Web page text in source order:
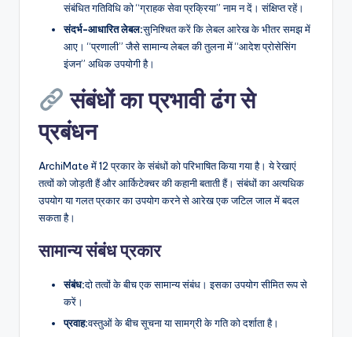
संबंधित गतिविधि को “ग्राहक सेवा प्रक्रिया” नाम न दें। संक्षिप्त रहें।
संदर्भ-आधारित लेबल:सुनिश्चित करें कि लेबल आरेख के भीतर समझ में
आए। “प्रणाली” जैसे सामान्य लेबल की तुलना में “आदेश प्रोसेसिंग
इंजन” अधिक उपयोगी है।
संबंधों का प्रभावी ढंग से
प्रबंधन
ArchiMate में 12 प्रकार के संबंधों को परिभाषित किया गया है। ये रेखाएं
तत्वों को जोड़ती हैं और आर्किटेक्चर की कहानी बताती हैं। संबंधों का अत्यधिक
उपयोग या गलत प्रकार का उपयोग करने से आरेख एक जटिल जाल में बदल
सकता है।
सामान्य संबंध प्रकार
संबंध:दो तत्वों के बीच एक सामान्य संबंध। इसका उपयोग सीमित रूप से
करें।
प्रवाह:वस्तुओं के बीच सूचना या सामग्री के गति को दर्शाता है।